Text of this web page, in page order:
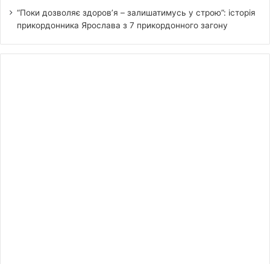
“Поки дозволяє здоров’я – залишатимусь у строю”: історія
прикордонника Ярослава з 7 прикордонного загону